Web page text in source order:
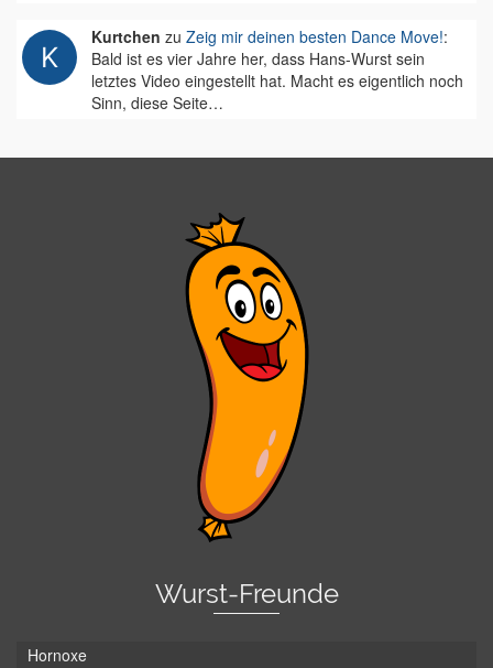
Kurtchen zu Zeig mir deinen besten Dance Move!:
Bald ist es vier Jahre her, dass Hans-Wurst sein
letztes Video eingestellt hat. Macht es eigentlich noch
Sinn, diese Seite…
Wurst-Freunde
Hornoxe